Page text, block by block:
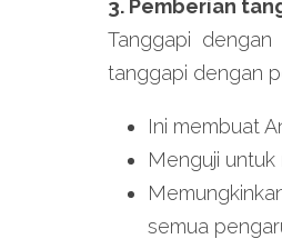
3. Pemberian
Tanggapi
tanggapi dengan
Ini membuat
Menguji
semua